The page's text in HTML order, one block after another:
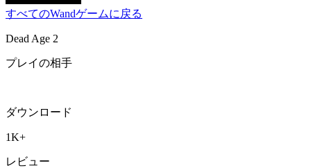
すべてのWandゲームに戻る
Dead Age 2
プレイの相手
ダウンロード
1K+
レビュー